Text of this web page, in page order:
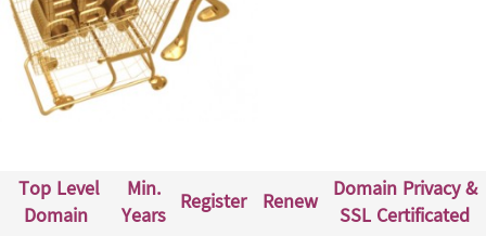
Top Level
Domain
Min.
Years Register Renew Domain Privacy &
SSL Certificated